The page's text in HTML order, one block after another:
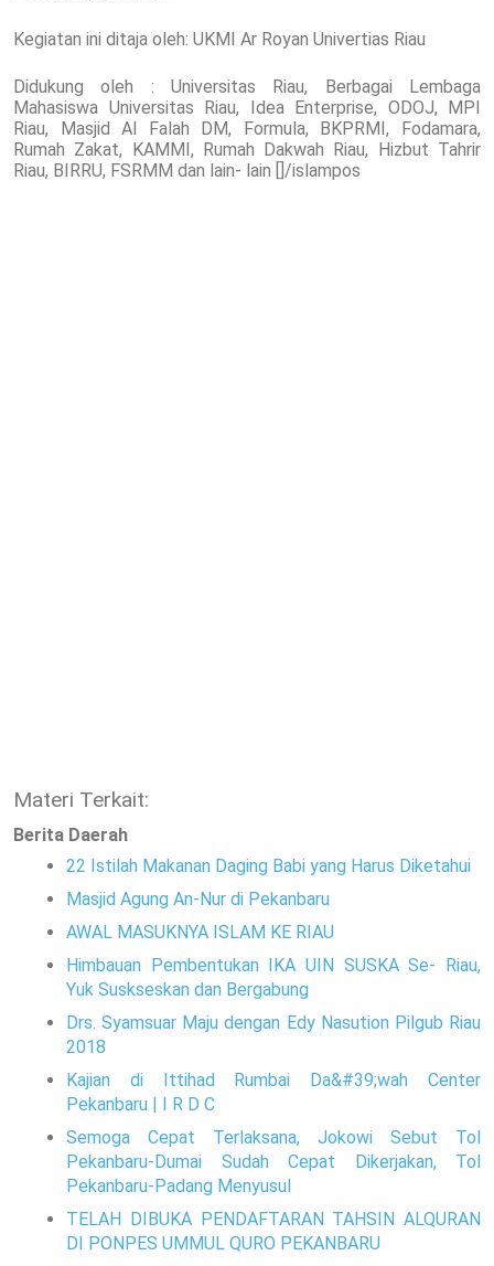
Kegiatan ini ditaja oleh: UKMI Ar Royan Univertias Riau
Didukung oleh : Universitas Riau, Berbagai Lembaga
Mahasiswa Universitas Riau, Idea Enterprise, ODOJ, MPI
Riau, Masjid Al Falah DM, Formula, BKPRMI, Fodamara,
Rumah Zakat, KAMMI, Rumah Dakwah Riau, Hizbut Tahrir
Riau, BIRRU, FSRMM dan lain- lain []/islampos
Materi Terkait:
Berita Daerah
22 Istilah Makanan Daging Babi yang Harus Diketahui
Masjid Agung An-Nur di Pekanbaru
AWAL MASUKNYA ISLAM KE RIAU
Himbauan Pembentukan IKA UIN SUSKA Se- Riau,
Yuk Suskseskan dan Bergabung
Drs. Syamsuar Maju dengan Edy Nasution Pilgub Riau
2018
Kajian di Ittihad Rumbai Da&#39;wah Center
Pekanbaru | I R D C
Semoga Cepat Terlaksana, Jokowi Sebut Tol
Pekanbaru-Dumai Sudah Cepat Dikerjakan, Tol
Pekanbaru-Padang Menyusul
TELAH DIBUKA PENDAFTARAN TAHSIN ALQURAN
DI PONPES UMMUL QURO PEKANBARU